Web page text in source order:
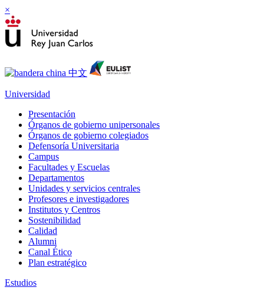
×
Universidad
Presentación
Órganos de gobierno unipersonales
Órganos de gobierno colegiados
Defensoría Universitaria
Campus
Facultades y Escuelas
Departamentos
Unidades y servicios centrales
Profesores e investigadores
Institutos y Centros
Sostenibilidad
Calidad
Alumni
Canal Ético
Plan estratégico
Estudios